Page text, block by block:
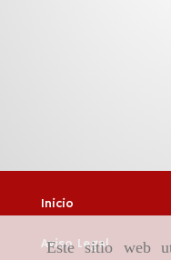
Este sitio web
Inicio
Aviso Legal